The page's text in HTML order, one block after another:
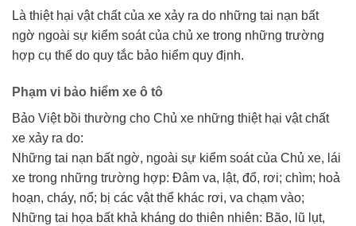
Là thiệt hại vật chất của xe xảy ra do những tai nạn bất
ngờ ngoài sự kiểm soát của chủ xe trong những trường
hợp cụ thể do quy tắc bảo hiểm quy định.
Phạm vi bảo hiểm xe ô tô
Bảo Việt bồi thường cho Chủ xe những thiệt hại vật chất
xe xảy ra do:
Những tai nạn bất ngờ, ngoài sự kiểm soát của Chủ xe, lái
xe trong những trường hợp: Đâm va, lật, đổ, rơi; chìm; hoả
hoạn, cháy, nổ; bị các vật thể khác rơi, va chạm vào;
Những tai họa bất khả kháng do thiên nhiên: Bão, lũ lụt,